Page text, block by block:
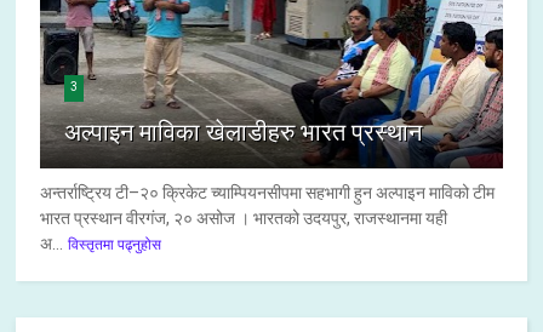
3
अल्पाइन माविका खेलाडीहरु भारत प्रस्थान
अन्तर्राष्ट्रिय टी–२० क्रिकेट च्याम्पियनसीपमा सहभागी हुन अल्पाइन माविको टीम
भारत प्रस्थान वीरगंज, २० असोज । भारतको उदयपुर, राजस्थानमा यही
अ... विस्तृतमा पढ्नुहोस